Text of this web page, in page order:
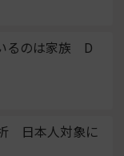
るのは家族 D
日本人対象に